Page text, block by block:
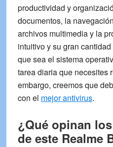
productividad y
documentos, la
archivos multimedia y la
intuitivo y su gran
que sea el sistema
tarea diaria que necesites
embargo, creemos que
con el mejor antivirus.
¿Qué opinan
de este Realme